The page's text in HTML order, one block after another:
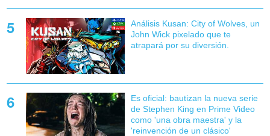
Análisis Kusan: City of Wolves, un
John Wick pixelado que te
atrapará por su diversión.
Es oficial: bautizan la nueva serie
de Stephen King en Prime Video
como 'una obra maestra' y la
'reinvención de un clásico'